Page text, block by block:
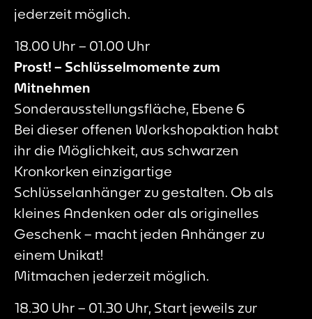
jederzeit möglich.
18.00 Uhr – 01.00 Uhr
Prost! – Schlüsselmomente zum
Mitnehmen
Sonderausstellungsfläche, Ebene 6
Bei dieser offenen Workshopaktion habt
ihr die Möglichkeit, aus schwarzen
Kronkorken einzigartige
Schlüsselanhänger zu gestalten. Ob als
kleines Andenken oder als originelles
Geschenk – macht jeden Anhänger zu
einem Unikat!
Mitmachen jederzeit möglich.
18.30 Uhr – 01.30 Uhr, Start jeweils zur